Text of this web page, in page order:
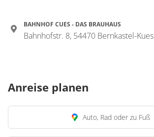
BAHNHOF CUES - DAS BRAUHAUS
Bahnhofstr. 8, 54470 Bernkastel-Kues
Anreise planen
Auto, Rad oder zu Fuß